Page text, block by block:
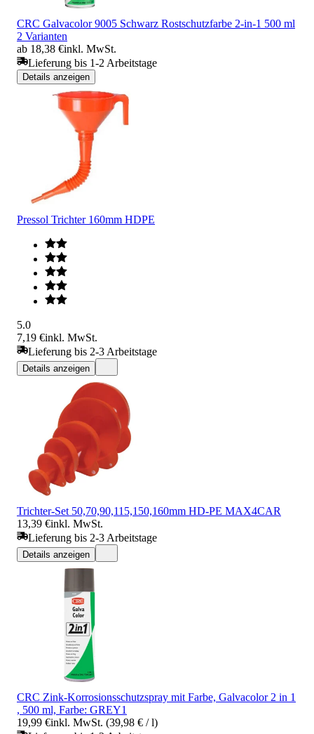
CRC Galvacolor 9005 Schwarz Rostschutzfarbe 2-in-1 500 ml
2 Varianten
ab 18,38 €inkl. MwSt.
Lieferung bis 1-2 Arbeitstage
Details anzeigen
Pressol Trichter 160mm HDPE
5.0
7,19 €inkl. MwSt.
Lieferung bis 2-3 Arbeitstage
Details anzeigen
Trichter-Set 50,70,90,115,150,160mm HD-PE MAX4CAR
13,39 €inkl. MwSt.
Lieferung bis 2-3 Arbeitstage
Details anzeigen
CRC Zink-Korrosionsschutzspray mit Farbe, Galvacolor 2 in 1
, 500 ml, Farbe: GREY1
19,99 €inkl. MwSt. (39,98 € / l)